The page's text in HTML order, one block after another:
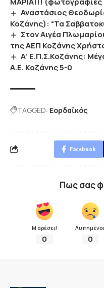
Αναστάσιος
Κοζάνης): “Τα
Στον Αιγέα
της ΑΕΠ Κοζάνης
Α’ Ε.Π.Σ.Κοζάνης:
Α.Ε. Κοζάνης 5-0
TAGGED: Εορδαϊκός
Facebook
Πως σας
Μ αρέσει!
0 0